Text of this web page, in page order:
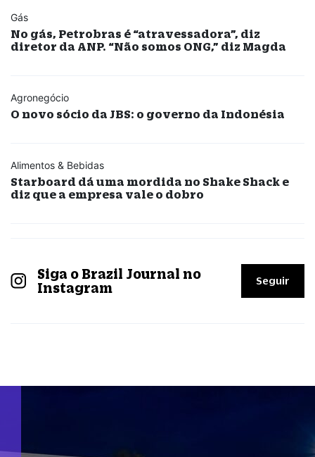
Gás
No gás, Petrobras é “atravessadora”, diz
diretor da ANP. “Não somos ONG,” diz Magda
Agronegócio
O novo sócio da JBS: o governo da Indonésia
Alimentos & Bebidas
Starboard dá uma mordida no Shake Shack e
diz que a empresa vale o dobro
Siga o Brazil Journal no
Instagram
Seguir